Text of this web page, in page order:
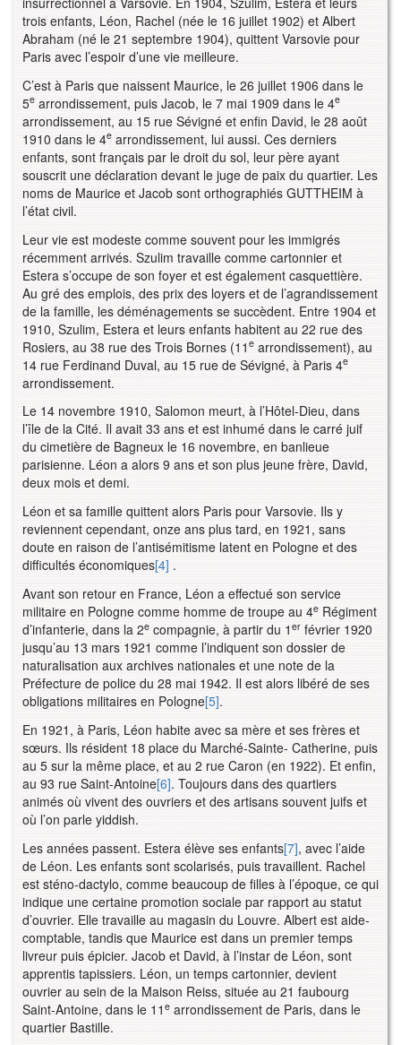
trois enfants, Léon, Rachel (née le 16 juillet 1902) et Albert
Abraham (né le 21 septembre 1904), quittent Varsovie pour
Paris avec l’espoir d’une vie meilleure.
C’est à Paris que naissent Maurice, le 26 juillet 1906 dans le
5e arrondissement, puis Jacob, le 7 mai 1909 dans le 4e
arrondissement, au 15 rue Sévigné et enfin David, le 28 août
1910 dans le 4e arrondissement, lui aussi. Ces derniers
enfants, sont français par le droit du sol, leur père ayant
souscrit une déclaration devant le juge de paix du quartier. Les
noms de Maurice et Jacob sont orthographiés GUTTHEIM à
l’état civil.
Leur vie est modeste comme souvent pour les immigrés
récemment arrivés. Szulim travaille comme cartonnier et
Estera s’occupe de son foyer et est également casquettière.
Au gré des emplois, des prix des loyers et de l’agrandissement
de la famille, les déménagements se succèdent. Entre 1904 et
1910, Szulim, Estera et leurs enfants habitent au 22 rue des
Rosiers, au 38 rue des Trois Bornes (11 e arrondissement), au
14 rue Ferdinand Duval, au 15 rue de Sévigné, à Paris 4e
arrondissement.
Le 14 novembre 1910, Salomon meurt, à l’Hôtel-Dieu, dans
l’île de la Cité. Il avait 33 ans et est inhumé dans le carré juif
du cimetière de Bagneux le 16 novembre, en banlieue
parisienne. Léon a alors 9 ans et son plus jeune frère, David,
deux mois et demi.
Léon et sa famille quittent alors Paris pour Varsovie. Ils y
reviennent cependant, onze ans plus tard, en 1921, sans
doute en raison de l’antisémitisme latent en Pologne et des
difficultés économiques[4] .
Avant son retour en France, Léon a effectué son service
militaire en Pologne comme homme de troupe au 4e Régiment
d’infanterie, dans la 2e compagnie, à partir du 1 er février 1920
jusqu’au 13 mars 1921 comme l’indiquent son dossier de
naturalisation aux archives nationales et une note de la
Préfecture de police du 28 mai 1942. Il est alors libéré de ses
obligations militaires en Pologne[5].
En 1921, à Paris, Léon habite avec sa mère et ses frères et
sœurs. Ils résident 18 place du Marché-Sainte- Catherine, puis
au 5 sur la même place, et au 2 rue Caron (en 1922). Et enfin,
au 93 rue Saint-Antoine[6]. Toujours dans des quartiers
animés où vivent des ouvriers et des artisans souvent juifs et
où l’on parle yiddish.
Les années passent. Estera élève ses enfants[7], avec l’aide
de Léon. Les enfants sont scolarisés, puis travaillent. Rachel
est sténo-dactylo, comme beaucoup de filles à l’époque, ce qui
indique une certaine promotion sociale par rapport au statut
d’ouvrier. Elle travaille au magasin du Louvre. Albert est aide-
comptable, tandis que Maurice est dans un premier temps
livreur puis épicier. Jacob et David, à l’instar de Léon, sont
apprentis tapissiers. Léon, un temps cartonnier, devient
ouvrier au sein de la Maison Reiss, située au 21 faubourg
Saint-Antoine, dans le 11 e arrondissement de Paris, dans le
quartier Bastille.